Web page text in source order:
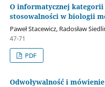
O informatycznej
stosowalności w biologii
Paweł Stacewicz, Radosław
47-71
PDF
Odwoływalność i